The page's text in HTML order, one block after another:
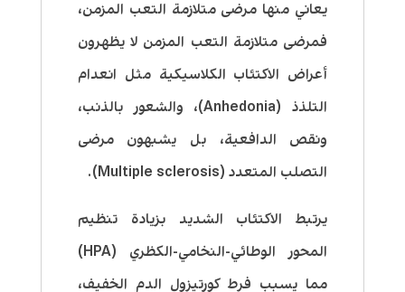
يعاني منها مرضى متلازمة التعب المزمن،
فمرضى متلازمة التعب المزمن لا يظهرون
أعراض الاكتئاب الكلاسيكية مثل انعدام
التلذذ (Anhedonia)، والشعور بالذنب،
ونقص الدافعية، بل يشبهون مرضى
التصلب المتعدد (Multiple sclerosis).
يرتبط الاكتئاب الشديد بزيادة تنظيم
المحور الوطائي-النخامي-الكظري (HPA)
مما يسبب فرط كورتيزول الدم الخفيف،